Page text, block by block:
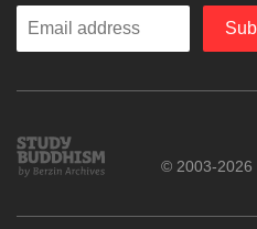
Enter
Study
Buddhism
© 2003-2026